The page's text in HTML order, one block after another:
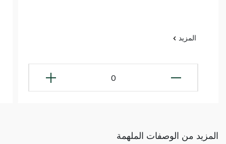
المزيد
0
المزيد من الوصفات الملهمة